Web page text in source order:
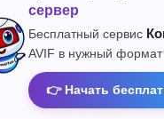
сервер
Бесплатный сервис
AVIF в нужный формат
👉 Начать